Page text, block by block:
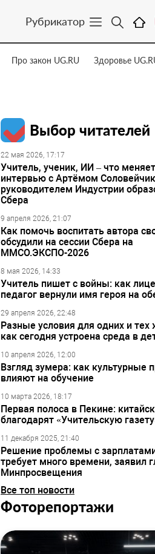
Рубрикатор
Про закон UG.RU Здоровье
Выбор читателей
22 мая 2026, 17:17
Учитель, ученик, ИИ – что
интервью с Артёмом
руководителем Индустрии
Сбера
9 апреля 2026, 21:07
Как помочь воспитать автора
обсудили на сессии Сбера на
ММСО.ЭКСПО-2026
8 мая 2026, 14:33
Учитель пишет с войны: как
педагог вернули имя героя на
29 апреля 2026, 22:48
Разные условия для одних и тех
как сегодня устроена среда в
10 апреля 2026, 12:00
Взгляд зумера: как культурные
влияют на обучение
10 марта 2026, 18:17
Первая полоса в Пекине:
благодарят «Учительскую
11 декабря 2025, 21:40
Решение проблемы с
требует много времени, заявил
Минпросвещения
Все топ новости
Фоторепортажи